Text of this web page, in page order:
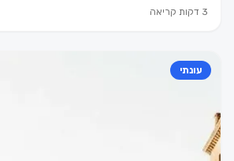
3 דקות קריאה
עונתי